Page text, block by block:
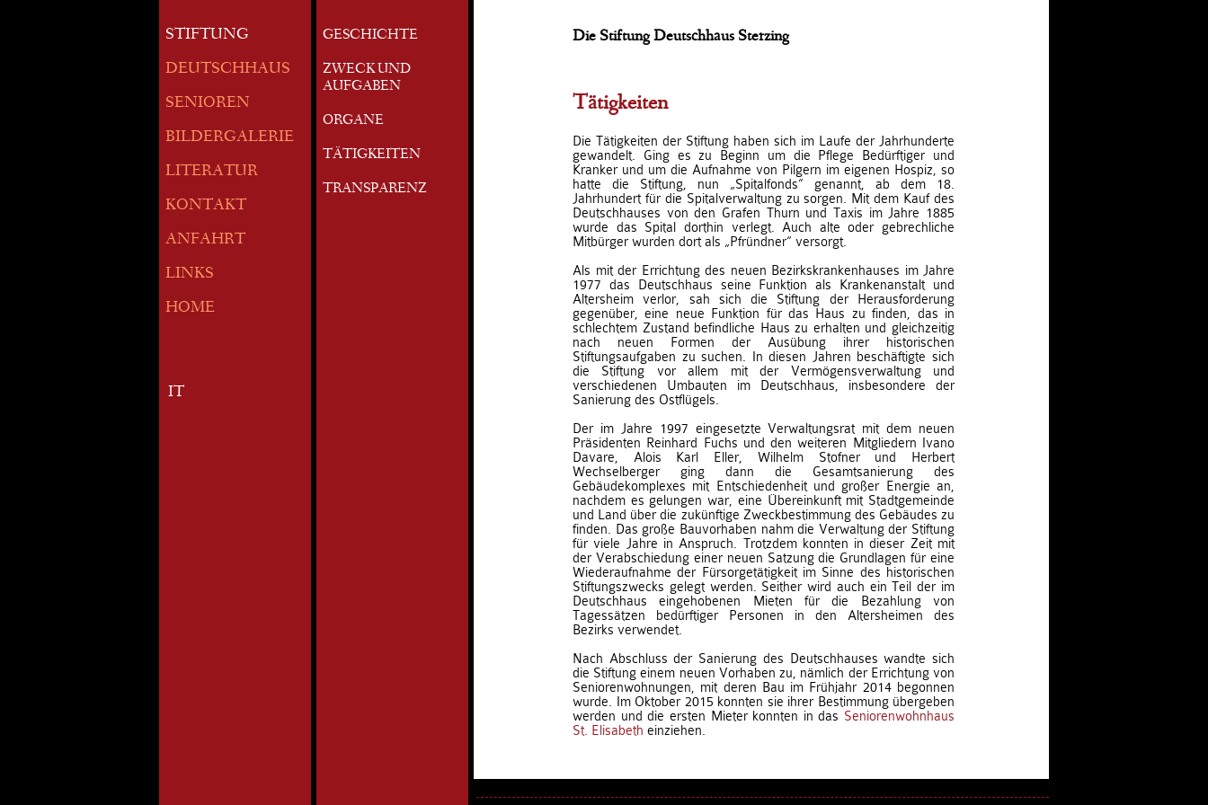
STIFTUNG
DEUTSCHHAUS
SENIOREN
BILDERGALERIE
LITERATUR
KONTAKT
ANFAHRT
LINKS
HOME
IT
GESCHICHTE
ZWECK UND
AUFGABEN
ORGANE
TÄTIGKEITEN
TRANSPARENZ
Die Stiftung Deutschhaus Sterzing
Tätigkeiten
Die Tätigkeiten der Stiftung haben sich im Laufe der Jahrhunderte
gewandelt. Ging es zu Beginn um die Pflege Bedürftiger und
Kranker und um die Aufnahme von Pilgern im eigenen Hospiz, so
hatte die Stiftung, nun „Spitalfonds“ genannt, ab dem 18.
Jahrhundert für die Spitalverwaltung zu sorgen. Mit dem Kauf des
Deutschhauses von den Grafen Thurn und Taxis im Jahre 1885
wurde das Spital dorthin verlegt. Auch alte oder gebrechliche
Mitbürger wurden dort als „Pfründner“ versorgt.
Als mit der Errichtung des neuen Bezirkskrankenhauses im Jahre
1977 das Deutschhaus seine Funktion als Krankenanstalt und
Altersheim verlor, sah sich die Stiftung der Herausforderung
gegenüber, eine neue Funktion für das Haus zu finden, das in
schlechtem Zustand befindliche Haus zu erhalten und gleichzeitig
nach neuen Formen der Ausübung ihrer historischen
Stiftungsaufgaben zu suchen. In diesen Jahren beschäftigte sich
die Stiftung vor allem mit der Vermögensverwaltung und
verschiedenen Umbauten im Deutschhaus, insbesondere der
Sanierung des Ostflügels.
Der im Jahre 1997 eingesetzte Verwaltungsrat mit dem neuen
Präsidenten Reinhard Fuchs und den weiteren Mitgliedern Ivano
Davare, Alois Karl Eller, Wilhelm Stofner und Herbert
Wechselberger ging dann die Gesamtsanierung des
Gebäudekomplexes mit Entschiedenheit und großer Energie an,
nachdem es gelungen war, eine Übereinkunft mit Stadtgemeinde
und Land über die zukünftige Zweckbestimmung des Gebäudes zu
finden. Das große Bauvorhaben nahm die Verwaltung der Stiftung
für viele Jahre in Anspruch. Trotzdem konnten in dieser Zeit mit
der Verabschiedung einer neuen Satzung die Grundlagen für eine
Wiederaufnahme der Fürsorgetätigkeit im Sinne des historischen
Stiftungszwecks gelegt werden. Seither wird auch ein Teil der im
Deutschhaus eingehobenen Mieten für die Bezahlung von
Tagessätzen bedürftiger Personen in den Altersheimen des
Bezirks verwendet.
Nach Abschluss der Sanierung des Deutschhauses wandte sich
die Stiftung einem neuen Vorhaben zu, nämlich der Errichtung von
Seniorenwohnungen, mit deren Bau im Frühjahr 2014 begonnen
wurde. Im Oktober 2015 konnten sie ihrer Bestimmung übergeben
werden und die ersten Mieter konnten in das Seniorenwohnhaus
St. Elisabeth einziehen.